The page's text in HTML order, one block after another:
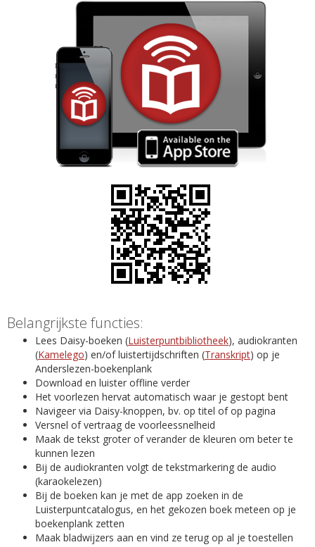
Belangrijkste functies:
Lees Daisy-boeken (Luisterpuntbibliotheek), audiokranten
(Kamelego) en/of luistertijdschriften (Transkript) op je
Anderslezen-boekenplank
Download en luister offline verder
Het voorlezen hervat automatisch waar je gestopt bent
Navigeer via Daisy-knoppen, bv. op titel of op pagina
Versnel of vertraag de voorleessnelheid
Maak de tekst groter of verander de kleuren om beter te
kunnen lezen
Bij de audiokranten volgt de tekstmarkering de audio
(karaokelezen)
Bij de boeken kan je met de app zoeken in de
Luisterpuntcatalogus, en het gekozen boek meteen op je
boekenplank zetten
Maak bladwijzers aan en vind ze terug op al je toestellen